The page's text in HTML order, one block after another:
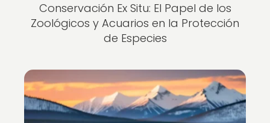
Conservación Ex Situ: El Papel de los
Zoológicos y Acuarios en la Protección
de Especies